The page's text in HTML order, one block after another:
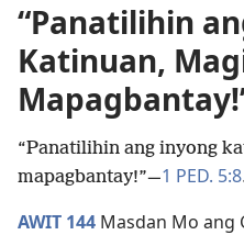
“Panatilihin
Katinuan,
“Panatilihin ang inyong
mapagbantay!”—1 PED. 5:8
AWIT 144 Masdan Mo ang